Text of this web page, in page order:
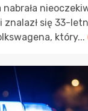
się 33-
który...